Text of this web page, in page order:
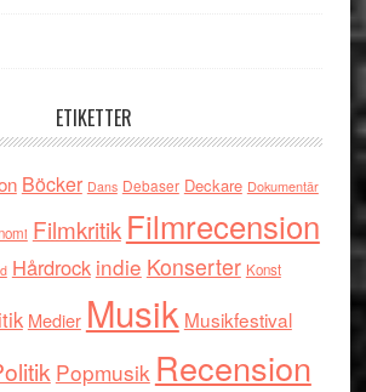
ETIKETTER
Böcker Dans Debaser Deckare Dokumentär
Filmkritik Filmrecension
Hårdrock indie Konserter Konst
Medier Musik Musikfestival
Popmusik Recension